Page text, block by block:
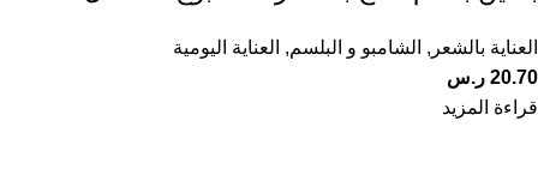
العناية بالشعر , الشامبو و البلسم, العناية اليومية
20.70 ر.س
قراءة المزيد